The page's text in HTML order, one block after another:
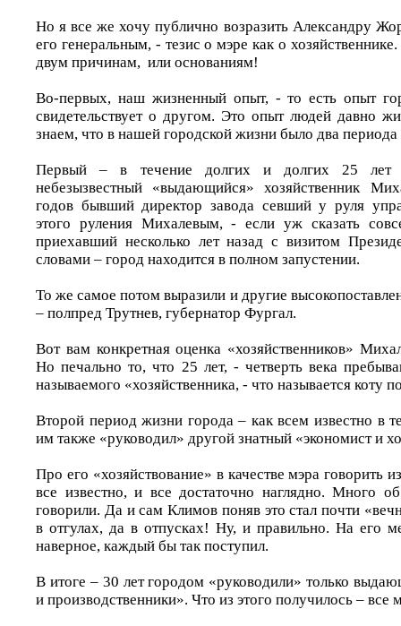
Но я все же хочу публично возразить Александру
его генеральным, - тезис о мэре как о
двум причинам, или основаниям!
Во-первых, наш жизненный опыт, - то есть опыт
свидетельствует о другом. Это опыт людей давно
знаем, что в нашей городской жизни было два периода
Первый – в течение долгих и долгих 25 лет
небезызвестный «выдающийся» хозяйственник
годов бывший директор завода севший у руля
этого руления Михалевым, - если уж сказать
приехавший несколько лет назад с визитом
словами – город находится в полном запустении.
То же самое потом выразили и другие
– полпред Трутнев, губернатор Фургал.
Вот вам конкретная оценка «хозяйственников»
Но печально то, что 25 лет, - четверть века
называемого «хозяйственника, - что называется коту
Второй период жизни города – как всем известно в
им также «руководил» другой знатный «экономист и
Про его «хозяйствование» в качестве мэра говорить
все известно, и все достаточно наглядно. Много
говорили. Да и сам Климов поняв это стал почти
в отгулах, да в отпусках! Ну, и правильно. На его
наверное, каждый бы так поступил.
В итоге – 30 лет городом «руководили» только
и производственники». Что из этого получилось – все